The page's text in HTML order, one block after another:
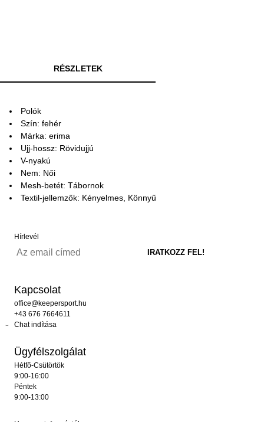
RÉSZLETEK
Polók
Szín: fehér
Márka: erima
Ujj-hossz: Rövidujjú
V-nyakú
Nem: Női
Mesh-betét: Tábornok
Textil-jellemzők: Kényelmes, Könnyű
Hírlevél
Kapcsolat
office@keepersport.hu
+43 676 7664611
Chat indítása
Ügyfélszolgálat
Hétfő-Csütörtök
9:00-16:00
Péntek
9:00-13:00